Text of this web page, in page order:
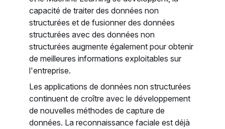
capacité de traiter des données non
structurées et de fusionner des données
structurées avec des données non
structurées augmente également pour obtenir
de meilleures informations exploitables sur
l'entreprise.
Les applications de données non structurées
continuent de croître avec le développement
de nouvelles méthodes de capture de
données. La reconnaissance faciale est déjà